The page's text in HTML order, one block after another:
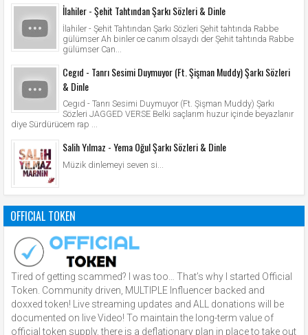
İlahiler - Şehit Tahtından Şarkı Sözleri & Dinle
İlahiler - Şehit Tahtından Şarkı Sözleri Şehit tahtında Rabbe
gülümser Ah binler ce canım olsaydı der Şehit tahtında Rabbe
gülümser Can...
Cegıd - Tanrı Sesimi Duymuyor (Ft. Şişman Muddy) Şarkı Sözleri
& Dinle
Cegıd - Tanrı Sesimi Duymuyor (Ft. Şişman Muddy) Şarkı
Sözleri JAGGED VERSE Belki saçlarım huzur içinde beyazlanır
diye Sürdürücem rap ...
Salih Yılmaz - Yema Oğul Şarkı Sözleri & Dinle
Müzik dinlemeyi seven si...
OFFICIAL TOKEN
Tired of getting scammed? I was too… That’s why I started Official
Token. Community driven, MULTIPLE Influencer backed and
doxxed token! Live streaming updates and ALL donations will be
documented on live Video! To maintain the long-term value of
official token supply, there is a deflationary plan in place to take out